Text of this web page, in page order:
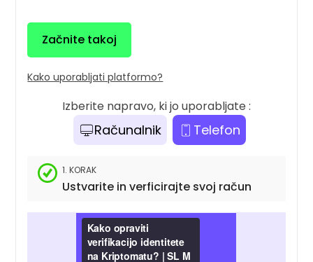
Začnite takoj
Kako uporabljati platformo?
Izberite napravo, ki jo uporabljate :
Računalnik Telefon
1. KORAK
Ustvarite in verficirajte svoj račun